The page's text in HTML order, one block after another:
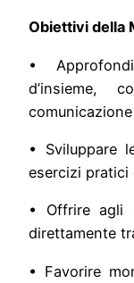
Obiettivi della
•
d’insieme,
• Sviluppare
esercizi pratici
• Offrire agli
direttamente
• Favorire